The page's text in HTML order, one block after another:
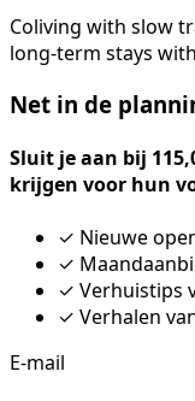
Coliving with slow
long-term stays
Net in de
Sluit je aan bij
krijgen voor hun
✓ Nieuwe
✓
✓ Verhuistips
✓ Verhalen
E-mail